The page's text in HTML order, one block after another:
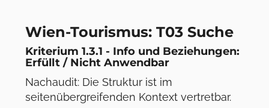
Wien-Tourismus: T03 Suche
Kriterium 1.3.1 - Info und Beziehungen:
Erfüllt / Nicht Anwendbar
Nachaudit: Die Struktur ist im
seitenübergreifenden Kontext vertretbar.